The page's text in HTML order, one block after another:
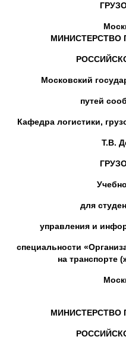
МИНИСТЕРСТВО
Московский
путей
Кафедра логистики,
Т.В.
для
управления и
специальности
на транспорте
МИНИСТЕРСТВО